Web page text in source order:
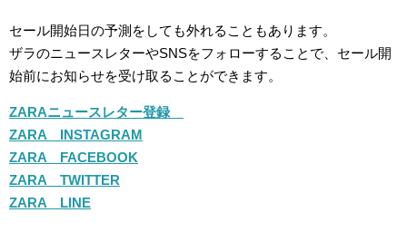
セール開始日の予測をしても外れることもあります。
ザラのニュースレターやSNSをフォローすることで、セール開
始前にお知らせを受け取ることができます。
ZARAニュースレター登録
ZARA INSTAGRAM
ZARA FACEBOOK
ZARA TWITTER
ZARA LINE